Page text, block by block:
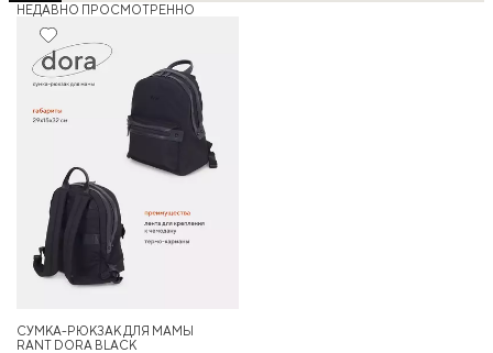
НЕДАВНО ПРОСМОТРЕННО
СУМКА-РЮКЗАК ДЛЯ МАМЫ
RANT DORA BLACK